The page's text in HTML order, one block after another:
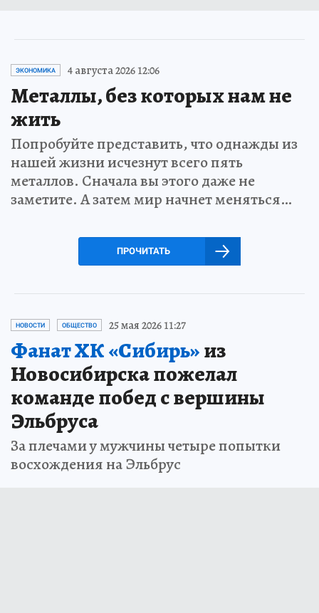
ЭКОНОМИКА 4 августа 2026 12:06
Металлы, без которых нам не
жить
Попробуйте представить, что однажды из
нашей жизни исчезнут всего пять
металлов. Сначала вы этого даже не
заметите. А затем мир начнет меняться…
ПРОЧИТАТЬ
НОВОСТИ ОБЩЕСТВО 25 мая 2026 11:27
Фанат ХК «Сибирь»из
Новосибирска пожелал
команде побед с вершины
Эльбруса
За плечами у мужчины четыре попытки
восхождения на Эльбрус